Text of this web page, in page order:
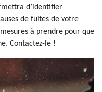
d’identifier
de fuites de votre
à prendre pour que
Contactez-le !